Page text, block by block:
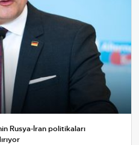
Rusya-İran politikaları